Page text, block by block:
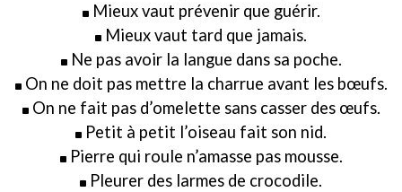
Mieux vaut prévenir que guérir.
Mieux vaut tard que jamais.
Ne pas avoir la langue dans sa poche.
On ne doit pas mettre la charrue avant les bœufs.
On ne fait pas d’omelette sans casser des œufs.
Petit à petit l’oiseau fait son nid.
Pierre qui roule n’amasse pas mousse.
Pleurer des larmes de crocodile.